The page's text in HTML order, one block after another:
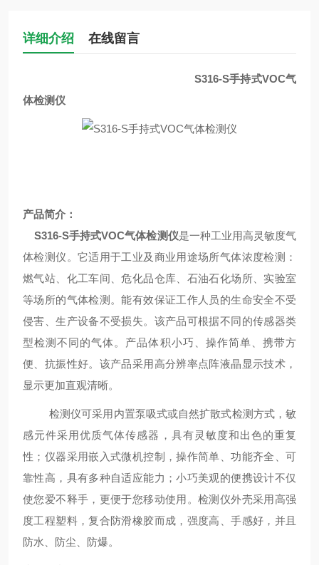
详细介绍 在线留言
S316-S手持式VOC气
体检测仪
产品简介：
S316-S手持式VOC气体检测仪是一种工业用高灵敏度气
体检测仪。它适用于工业及商业用途场所气体浓度检测：
燃气站、化工车间、危化品仓库、石油石化场所、实验室
等场所的气体检测。能有效保证工作人员的生命安全不受
侵害、生产设备不受损失。该产品可根据不同的传感器类
型检测不同的气体。产品体积小巧、操作简单、携带方
便、抗振性好。该产品采用高分辨率点阵液晶显示技术，
显示更加直观清晰。
检测仪可采用内置泵吸式或自然扩散式检测方式，敏
感元件采用优质气体传感器，具有灵敏度和出色的重复
性；仪器采用嵌入式微机控制，操作简单、功能齐全、可
靠性高，具有多种自适应能力；小巧美观的便携设计不仅
使您爱不释手，更便于您移动使用。检测仪外壳采用高强
度工程塑料，复合防滑橡胶而成，强度高、手感好，并且
防水、防尘、防爆。